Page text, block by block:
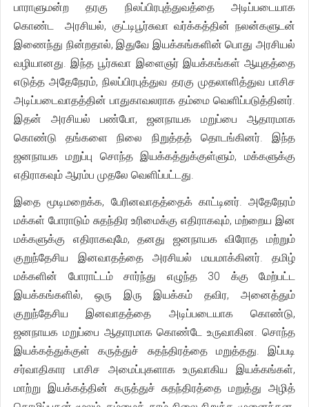
பாராளுமன்ற தரகு நிலப்பிரபுத்துவத்தை அடிப்படையாக
கொண்ட அரசியல், குட்டிபூர்சுவா வர்க்கத்தின் நலன்களுடன்
இணைந்து நின்றதால், இதுவே இயக்கங்களின் பொது அரசியல்
வழியானது. இந்த பூர்சுவா இளைஞர் இயக்கங்கள் ஆயுதத்தை
எடுத்த அதேநேரம், நிலப்பிரபுத்துவ தரகு முதலாளித்துவ பாசிச
அடிப்படைவாதத்தின் பாதுகாவலராக தம்மை வெளிப்படுத்தினர்.
இதன் அரசியல் பண்போ, ஜனநாயக மறுப்பை ஆதாரமாக
கொண்டு தங்களை நிலை நிறுத்தத் தொடங்கினர். இந்த
ஜனநாயக மறுப்பு சொந்த இயக்கத்துக்குள்ளும், மக்களுக்கு
எதிராகவும் ஆரம்ப முதலே வெளிப்பட்டது.
இதை மூடிமறைக்க, பேரினவாதத்தைக் காட்டினர். அதேநேரம்
மக்கள் போராடும் சுதந்திர உரிமைக்கு எதிராகவும், மற்றைய இன
மக்களுக்கு எதிராகவுமே, தனது ஜனநாயக விரோத மற்றும்
குறுந்தேசிய இனவாதத்தை அரசியல் மயமாக்கினர். தமிழ்
மக்களின் போராட்டம் சார்ந்து எழுந்த 30 க்கு மேற்பட்ட
இயக்கங்களில், ஒரு இரு இயக்கம் தவிர, அனைத்தும்
குறுந்தேசிய இனவாதத்தை அடிப்படையாக கொண்டு,
ஜனநாயக மறுப்பை ஆதாரமாக கொண்டே உருவாகின. சொந்த
இயக்கத்துக்குள் கருத்துச் சுதந்திரத்தை மறுத்தது. இப்படி
சர்வாதிகார பாசிச அமைப்புகளாக உருவாகிய இயக்கங்கள்,
மாற்று இயக்கத்தின் கருத்துச் சுதந்திரத்தை மறுத்து அழித்